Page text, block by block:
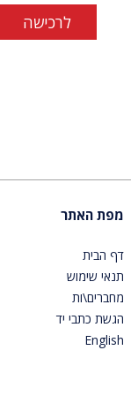
לרכישה
מפת האתר
דף הבית
תנאי שימוש
מחברים\ות
הגשת כתבי יד
English